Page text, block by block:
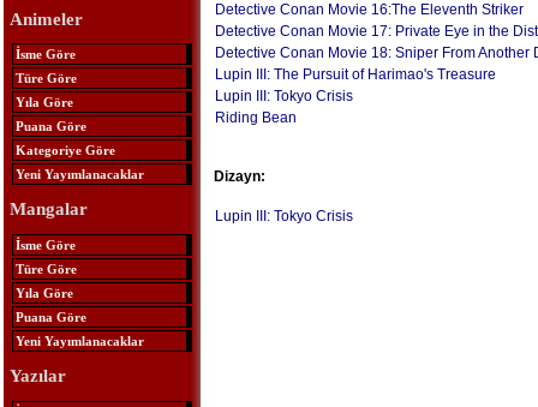
Animeler
İsme Göre
Türe Göre
Yıla Göre
Puana Göre
Kategoriye Göre
Yeni Yayımlanacaklar
Mangalar
İsme Göre
Türe Göre
Yıla Göre
Puana Göre
Yeni Yayımlanacaklar
Yazılar
Detective Conan Movie 16:The Eleventh Striker
Detective Conan Movie 17: Private Eye in the
Detective Conan Movie 18: Sniper From Another
Lupin III: The Pursuit of Harimao's Treasure
Lupin III: Tokyo Crisis
Riding Bean
Dizayn:
Lupin III: Tokyo Crisis